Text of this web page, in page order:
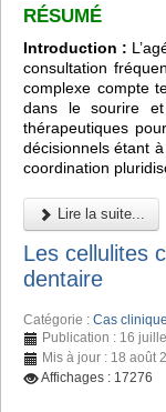
RÉSUMÉ
Introduction :
consultation
complexe compte
dans le sourire
thérapeutiques
décisionnels étant
coordination
Lire la suite...
Les cellulites
dentaire
Catégorie : Cas clinique
Publication : 16
Mis à jour : 18 août
Affichages : 17276